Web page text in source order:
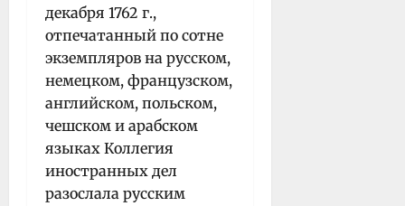
декабря 1762 г.,
отпечатанный по сотне
экземпляров на русском,
немецком, французском,
английском, польском,
чешском и арабском
языках Коллегия
иностранных дел
разослала русским